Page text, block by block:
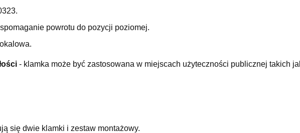
powrotu do pozycji poziomej.
- klamka może być zastosowana w miejscach użyteczności publicznej takich
się dwie klamki i zestaw montażowy.